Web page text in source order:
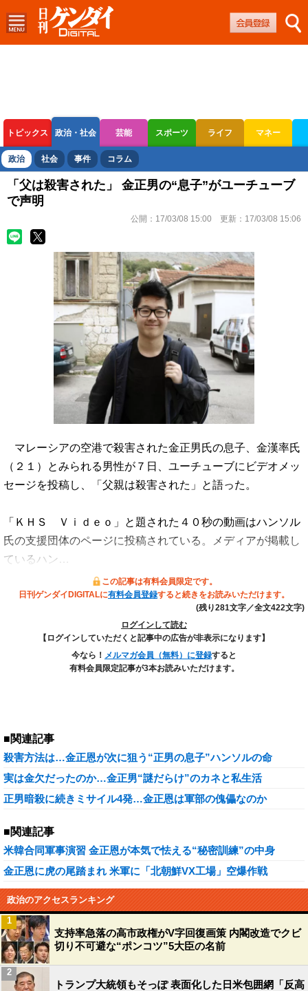
トピックス 政治・社会 芸能 スポーツ ライフ マネー
ボートレース 競輪 オートレース
政治 社会 事件 コラム
「父は殺害された」 金正男の“息子”がユーチューブ
で声明
公開： 17/03/08 15:00 更新： 17/03/08 15:06
マレーシアの空港で殺害された金正男氏の息子、金漢率氏
（２１）とみられる男性が７日、ユーチューブにビデオメッ
セージを投稿し、「父親は殺害された」と語った。
「ＫＨＳ Ｖｉｄｅｏ」と題された４０秒の動画はハンソル
氏の支援団体のページに投稿されている。メディアが掲載し
ているハン…
この記事は有料会員限定です。
日刊ゲンダイDIGITALに有料会員登録すると続きをお読みいただけます。
(残り281文字／全文422文字)
ログインして読む
【ログインしていただくと記事中の広告が非表示になります】
今なら！ メルマガ会員（無料）に登録すると
有料会員限定記事が3本お読みいただけます。
■関連記事
殺害方法は…金正恩が次に狙う“正男の息子”ハンソルの命
実は金欠だったのか…金正男“謎だらけ”のカネと私生活
正男暗殺に続きミサイル4発…金正恩は軍部の傀儡なのか
■関連記事
米韓合同軍事演習 金正恩が本気で怯える“秘密訓練”の中身
金正恩に虎の尾踏まれ 米軍に「北朝鮮VX工場」空爆作戦
政治のアクセスランキング
支持率急落の高市政権がV字回復画策 内閣改造でクビ
切り不可避な“ポンコツ”5大臣の名前
1
トランプ大統領もそっぽ 表面化した日米包囲網「反高
2